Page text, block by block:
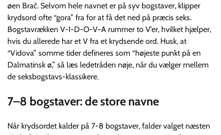
øen Brač. Selvom hele navnet er på syv bogstaver, klipper
krydsord ofte “gora” fra for at få det ned på præcis seks.
Bogstavrækken V-I-D-O-V-A rummer to V’er, hvilket hjælper,
hvis du allerede har et V fra et krydsende ord. Husk, at
“Vidova” somme tider defineres som “højeste punkt på en
Dalmatinsk ø,” så læs ledetråden nøje, når du vælger mellem
de seksbogstavs-klassikere.
7–8 bogstaver: de store navne
Når krydsordet kalder på 7-8 bogstaver, falder valget næsten